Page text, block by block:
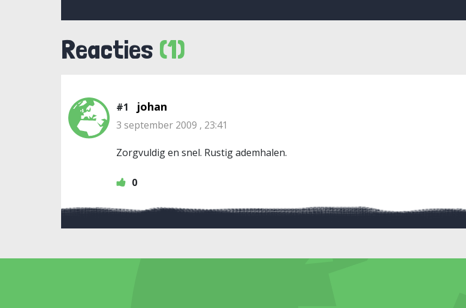
Reacties (1)
#1 johan
3 september 2009 , 23:41
Zorgvuldig en snel. Rustig ademhalen.
0